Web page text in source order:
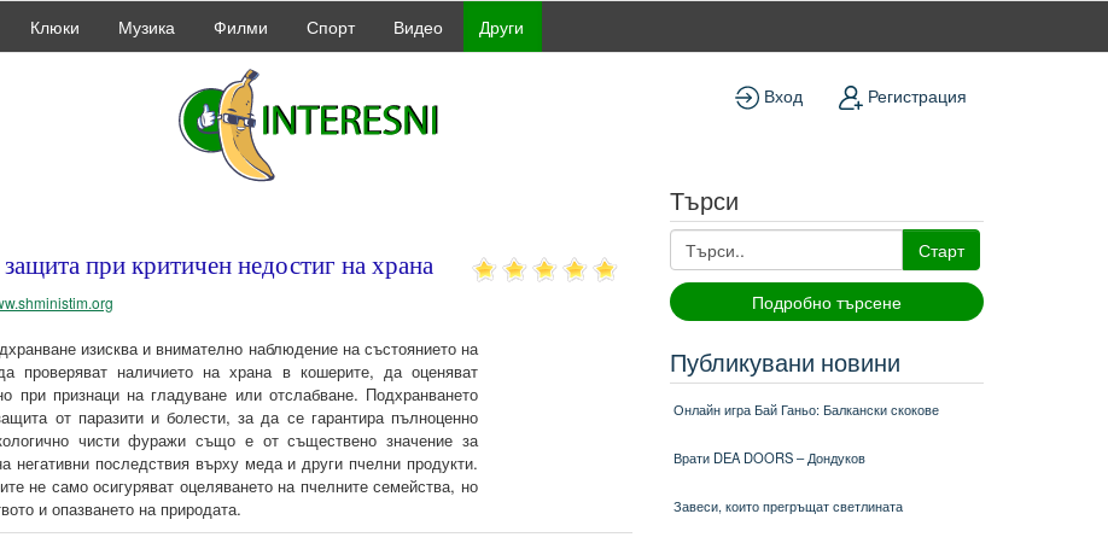
Клюки Музика Филми Спорт Видео Други
Регистрация
Вход
при критичен недостиг на храна
изисква и внимателно наблюдение на състоянието на
проверяват наличието на храна в кошерите, да оценяват
при признаци на гладуване или отслабване. Подхранването
от паразити и болести, за да се гарантира пълноценно
чисти фуражи също е от съществено значение за
негативни последствия върху меда и други пчелни продукти.
не само осигуряват оцеляването на пчелните семейства, но
и опазването на природата.
Търси
Старт
Подробно търсене
Публикувани новини
Онлайн игра Бай Ганьо: Балкански скокове
Врати DEA DOORS – Дондуков
Завеси, които прегръщат светлината